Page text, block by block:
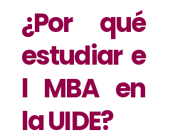
¿Por qué
estudiar e
l MBA en
la UIDE?